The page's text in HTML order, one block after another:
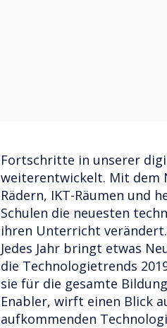
Fortschritte in unserer
weiterentwickelt. Mit dem
Rädern, IKT-Räumen und
Schulen die neuesten
ihren Unterricht verändert.
Jedes Jahr bringt etwas
die Technologietrends
sie für die gesamte
Enabler, wirft einen Blick
aufkommenden